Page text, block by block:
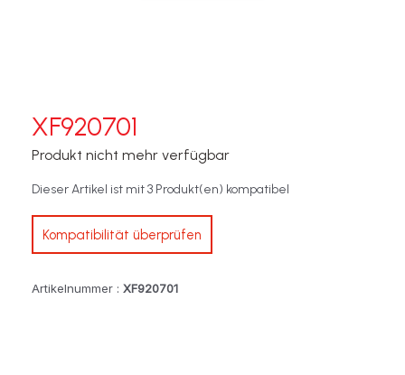
XF920701
Produkt nicht mehr verfügbar
Dieser Artikel ist mit 3 Produkt(en) kompatibel
Kompatibilität überprüfen
Artikelnummer : XF920701